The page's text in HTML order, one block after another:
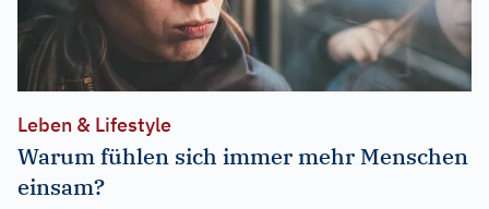
Leben & Lifestyle
Warum fühlen sich immer mehr Menschen
einsam?